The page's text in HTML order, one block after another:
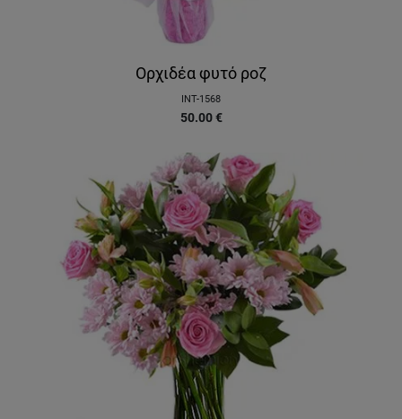
Ορχιδέα φυτό ροζ
INT-1568
50.00 €